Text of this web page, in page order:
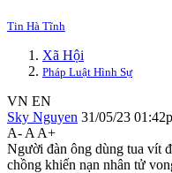
Tin Hà Tĩnh
Xã Hội
Pháp Luật Hình Sự
VN EN
Sky Nguyen 31/05/23
A- A A+
Người đàn ông dùng tua vít
chồng khiến nạn nhân t‌ử